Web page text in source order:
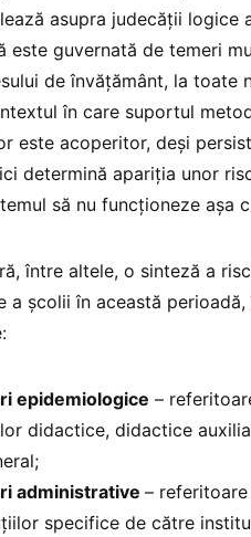
asupra judecății logice
este guvernată de temeri
de învățământ, la toate
în care suportul
este acoperitor, deși
determină apariția unor
să nu funcționeze așa
între altele, o sinteză a
a școlii în această
epidemiologice –
didactice, didactice
administrative –
specifice de către